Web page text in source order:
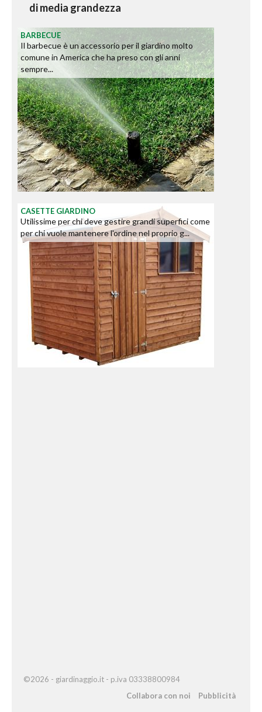
di media grandezza
BARBECUE
Il barbecue è un accessorio per il giardino molto
comune in America che ha preso con gli anni
sempre...
CASETTE GIARDINO
Utilissime per chi deve gestire grandi superfici come
per chi vuole mantenere l'ordine nel proprio g...
©2026 - giardinaggio.it - p.iva 03338800984
Collabora con noi
Pubblicità